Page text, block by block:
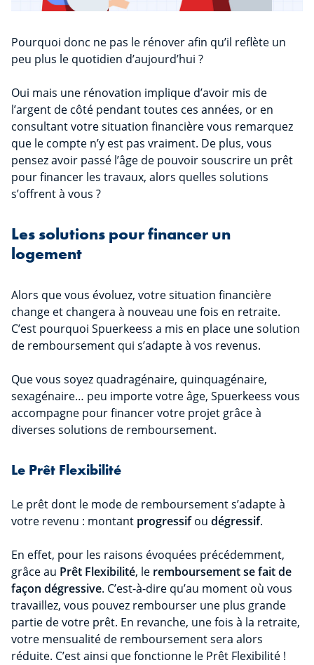
Pourquoi donc ne pas le rénover afin qu’il reflète un
peu plus le quotidien d’aujourd’hui ?
Oui mais une rénovation implique d’avoir mis de
l’argent de côté pendant toutes ces années, or en
consultant votre situation financière vous remarquez
que le compte n’y est pas vraiment. De plus, vous
pensez avoir passé l’âge de pouvoir souscrire un prêt
pour financer les travaux, alors quelles solutions
s’offrent à vous ?
Les solutions pour financer un
logement
Alors que vous évoluez, votre situation financière
change et changera à nouveau une fois en retraite.
C’est pourquoi Spuerkeess a mis en place une solution
de remboursement qui s’adapte à vos revenus.
Que vous soyez quadragénaire, quinquagénaire,
sexagénaire… peu importe votre âge, Spuerkeess vous
accompagne pour financer votre projet grâce à
diverses solutions de remboursement.
Le Prêt Flexibilité
Le prêt dont le mode de remboursement s’adapte à
votre revenu : montant progressifou dégressif.
En effet, pour les raisons évoquées précédemment,
grâce au Prêt Flexibilité, le remboursement se fait de
façon dégressive. C’est-à-dire qu’au moment où vous
travaillez, vous pouvez rembourser une plus grande
partie de votre prêt. En revanche, une fois à la retraite,
votre mensualité de remboursement sera alors
réduite. C’est ainsi que fonctionne le Prêt Flexibilité !